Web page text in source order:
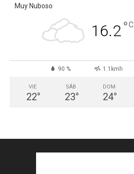
Muy Nuboso
16.2°C
90 % 1.1kmh
VIE
22°
SÁB
23°
DOM
24°